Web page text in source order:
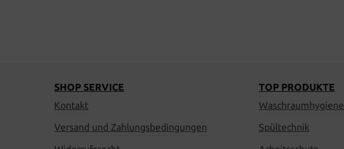
SHOP SERVICE
Kontakt
Versand und Zahlungsbedingungen
TOP PRODUKTE
Waschraumhygiene
Spültechnik